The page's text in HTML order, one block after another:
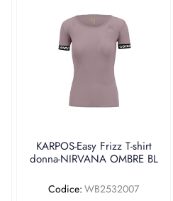
KARPOS-Easy Frizz T-shirt
donna-NIRVANA OMBRE BL
Codice: WB2532007